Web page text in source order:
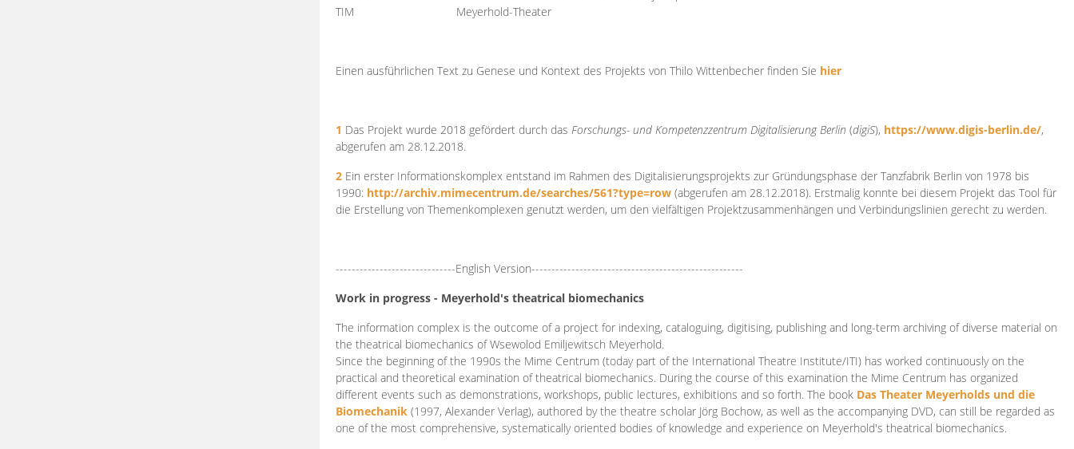
TIM Meyerhold-Theater
Einen ausführlichen Text zu Genese und Kontext des Projekts von Thilo Wittenbecher finden Sie hier
1 Das Projekt wurde 2018 gefördert durch das Forschungs- und Kompetenzzentrum DigitalisierungBerlin (digiS), https://www.digis-berlin.de/,
abgerufen am 28.12.2018.
2 Ein erster Informationskomplex entstand im Rahmen des Digitalisierungsprojekts zur Gründungsphase der Tanzfabrik Berlin von 1978 bis
1990: http://archiv.mimecentrum.de/searches/561?type=row (abgerufen am 28.12.2018). Erstmalig konnte bei diesem Projekt das Tool für
die Erstellung von Themenkomplexen genutzt werden, um den vielfältigen Projektzusammenhängen und Verbindungslinien gerecht zu werden.
------------------------------English Version-----------------------------------------------------
Work in progress - Meyerhold's theatrical biomechanics
The information complex is the outcome of a project for indexing, cataloguing, digitising, publishing and long-term archiving of diverse material on
the theatrical biomechanics of Wsewolod Emiljewitsch Meyerhold.
Since the beginning of the 1990s the Mime Centrum (today part of the International Theatre Institute/ITI) has worked continuously on the
practical and theoretical examination of theatrical biomechanics. During the course of this examination the Mime Centrum has organized
different events such as demonstrations, workshops, public lectures, exhibitions and so forth. The book Das Theater Meyerholds und die
Biomechanik (1997, Alexander Verlag), authored by the theatre scholar Jörg Bochow, as well as the accompanying DVD, can still be regarded as
one of the most comprehensive, systematically oriented bodies of knowledge and experience on Meyerhold's theatrical biomechanics.